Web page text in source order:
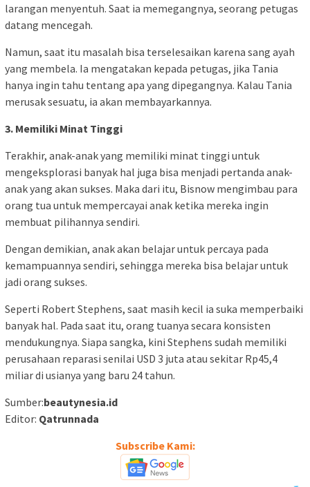
larangan menyentuh. Saat ia memegangnya, seorang petugas
datang mencegah.
Namun, saat itu masalah bisa terselesaikan karena sang ayah
yang membela. Ia mengatakan kepada petugas, jika Tania
hanya ingin tahu tentang apa yang dipegangnya. Kalau Tania
merusak sesuatu, ia akan membayarkannya.
3. Memiliki Minat Tinggi
Terakhir, anak-anak yang memiliki minat tinggi untuk
mengeksplorasi banyak hal juga bisa menjadi pertanda anak-
anak yang akan sukses. Maka dari itu, Bisnow mengimbau para
orang tua untuk mempercayai anak ketika mereka ingin
membuat pilihannya sendiri.
Dengan demikian, anak akan belajar untuk percaya pada
kemampuannya sendiri, sehingga mereka bisa belajar untuk
jadi orang sukses.
Seperti Robert Stephens, saat masih kecil ia suka memperbaiki
banyak hal. Pada saat itu, orang tuanya secara konsisten
mendukungnya. Siapa sangka, kini Stephens sudah memiliki
perusahaan reparasi senilai USD 3 juta atau sekitar Rp45,4
miliar di usianya yang baru 24 tahun.
Sumber:beautynesia.id
Editor: Qatrunnada
Subscribe Kami: